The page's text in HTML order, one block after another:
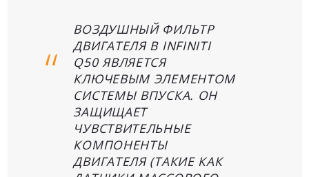
ВОЗДУШНЫЙ ФИЛЬТР
ДВИГАТЕЛЯ В INFINITI
Q50 ЯВЛЯЕТСЯ
КЛЮЧЕВЫМ ЭЛЕМЕНТОМ
СИСТЕМЫ ВПУСКА. ОН
ЗАЩИЩАЕТ
ЧУВСТВИТЕЛЬНЫЕ
КОМПОНЕНТЫ
ДВИГАТЕЛЯ (ТАКИЕ КАК